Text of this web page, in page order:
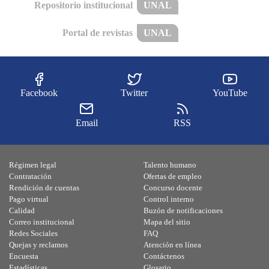
Repositorio institucional UNAL
Portal de revistas UNAL
Facebook Twitter YouTube
Email RSS
Régimen legal
Contratación
Rendición de cuentas
Pago virtual
Calidad
Talento humano
Ofertas de empleo
Concurso docente
Control interno
Buzón de notificaciones
Correo institucional
Redes Sociales
Quejas y reclamos
Encuesta
Mapa del sitio
FAQ
Atención en línea
Contáctenos